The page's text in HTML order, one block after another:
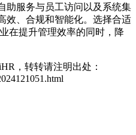
助服务与员工访问以及系统集
效、合规和智能化。选择合适
在提升管理效率的同时，降
，转转请注明出处：